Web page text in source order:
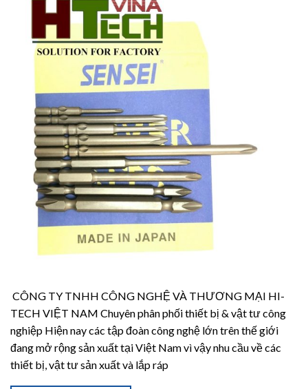
CÔNG TY TNHH CÔNG NGHỆ VÀ THƯƠNG MẠI HI-
TECH VIỆT NAM Chuyên phân phối thiết bị & vật tư công
nghiệp Hiện nay các tập đoàn công nghệ lớn trên thế giới
đang mở rộng sản xuất tại Việt Nam vì vậy nhu cầu về các
thiết bị, vật tư sản xuất và lắp ráp